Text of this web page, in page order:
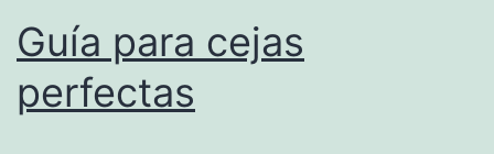
Guía para cejas
perfectas